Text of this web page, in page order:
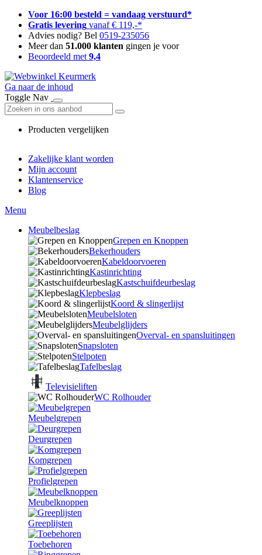
Voor 16:00 besteld = vandaag verstuurd*
Gratis levering vanaf € 119,-*
Advies nodig? Bel 0519-235056
Meer dan 51.000 klanten gingen je voor
Beoordeeld met 9,4
Ga naar de inhoud
Toggle Nav
Producten vergelijken
Zakelijke klant worden
Mijn account
Klantenservice
Blog
Menu
Meubelbeslag
Grepen en Knoppen
Bekerhouders
Kabeldoorvoeren
Kastinrichting
Kastschuifdeurbeslag
Klepbeslag
Koord & slingerlijst
Meubelsloten
Meubelglijders
Overval- en spansluitingen
Snapsloten
Stelpoten
Tafelbeslag
Televisieliften
WC Rolhouder
Meubelgrepen
Deurgrepen
Komgrepen
Profielgrepen
Meubelknoppen
Greeplijsten
Toebehoren